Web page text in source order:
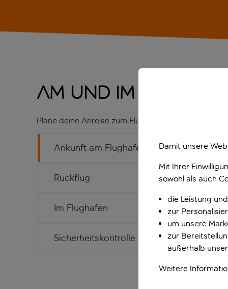
Am und im
Plane deine Anreise zum Flughafen rechtzeitig,
Ankunft am Flughafen
Rückflug
Im Flughafen
Sicherheitskontrolle
Damit unsere
Mit Ihrer
sowohl als auch
die Leistung
zur
um unsere
zur
außerhalb
Weitere